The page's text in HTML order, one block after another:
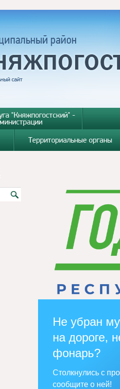
"Княжпогостский" -
Территориальные органы
Не убран
на дороге,
фонарь?
Столкнулись с
сообщите о ней!